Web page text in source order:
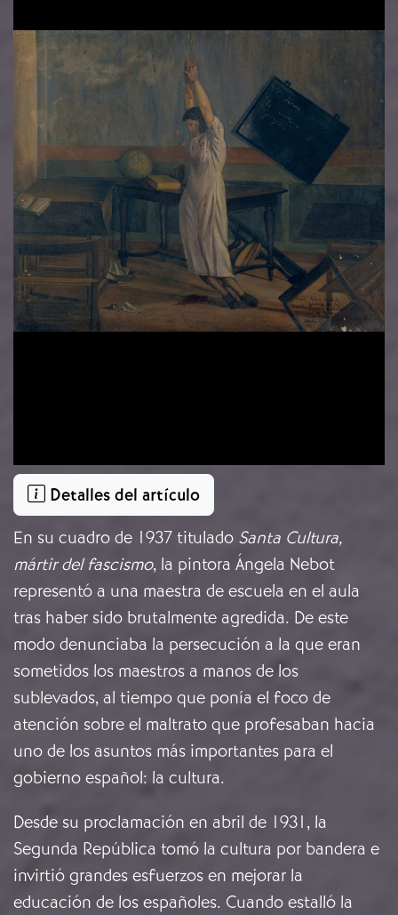
Detalles del artículo
En su cuadro de 1937 titulado Santa Cultura,
mártir del fascismo, la pintora Ángela Nebot
representó a una maestra de escuela en el aula
tras haber sido brutalmente agredida. De este
modo denunciaba la persecución a la que eran
sometidos los maestros a manos de los
sublevados, al tiempo que ponía el foco de
atención sobre el maltrato que profesaban hacia
uno de los asuntos más importantes para el
gobierno español: la cultura.
Desde su proclamación en abril de 1931, la
Segunda República tomó la cultura por bandera e
invirtió grandes esfuerzos en mejorar la
educación de los españoles. Cuando estalló la